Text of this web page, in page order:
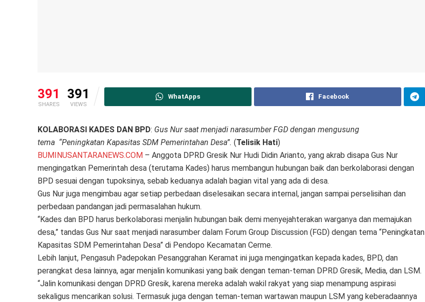
391
SHARES
391
VIEWS
WhatApps Facebook
KOLABORASI KADES DAN BPD: Gus Nur saat menjadi narasumber FGD dengan mengusung
tema “Peningkatan Kapasitas SDM Pemerintahan Desa”. (Telisik Hati)
BUMINUSANTARANEWS.COM – Anggota DPRD Gresik Nur Hudi Didin Arianto, yang akrab disapa Gus Nur
mengingatkan Pemerintah desa (terutama Kades) harus membangun hubungan baik dan berkolaborasi dengan
BPD sesuai dengan tupoksinya, sebab keduanya adalah bagian vital yang ada di desa.
Gus Nur juga mengimbau agar setiap perbedaan diselesaikan secara internal, jangan sampai perselisihan dan
perbedaan pandangan jadi permasalahan hukum.
“Kades dan BPD harus berkolaborasi menjalin hubungan baik demi menyejahterakan warganya dan memajukan
desa,” tandas Gus Nur saat menjadi narasumber dalam Forum Group Discussion (FGD) dengan tema “Peningkatan
Kapasitas SDM Pemerintahan Desa” di Pendopo Kecamatan Cerme.
Lebih lanjut, Pengasuh Padepokan Pesanggrahan Keramat ini juga mengingatkan kepada kades, BPD, dan
perangkat desa lainnya, agar menjalin komunikasi yang baik dengan teman-teman DPRD Gresik, Media, dan LSM.
“Jalin komunikasi dengan DPRD Gresik, karena mereka adalah wakil rakyat yang siap menampung aspirasi
sekaligus mencarikan solusi. Termasuk juga dengan teman-teman wartawan maupun LSM yang keberadaannya